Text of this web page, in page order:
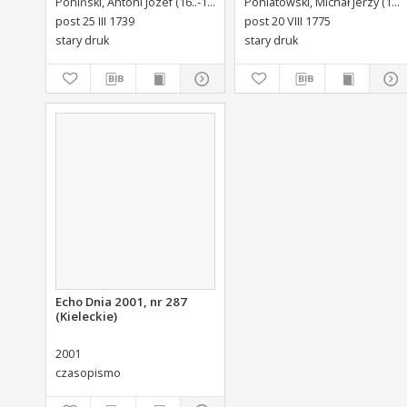
post 25 III 1739
stary druk
Płockiego Xiązęcia
Pułtuskiego [...] Do Oboyga
Stanu Tak Duchownego,
Swoiey Roku Panskiego
1775 [...] Wydany.
post 20 VIII 1775
stary druk
Echo Dnia 2001, nr 287
(Kieleckie)
2001
czasopismo